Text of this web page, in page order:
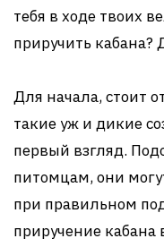
тебя в ходе твоих
приручить кабана?
Для начала, стоит
такие уж и дикие
первый взгляд.
питомцам, они
при правильном
приручение кабана